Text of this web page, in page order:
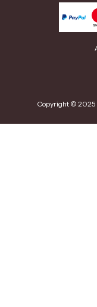
Copyright © 2025